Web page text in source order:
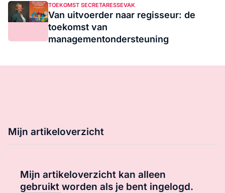
TOEKOMST SECRETARESSEVAK
Van uitvoerder naar regisseur: de
toekomst van
managementondersteuning
Mijn artikeloverzicht
Mijn artikeloverzicht kan alleen
gebruikt worden als je bent ingelogd.